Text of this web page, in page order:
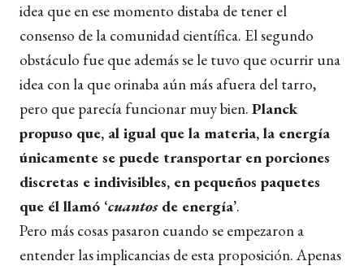
idea que en ese momento distaba de tener el
consenso de la comunidad científica. El segundo
obstáculo fue que además se le tuvo que ocurrir una
idea con la que orinaba aún más afuera del tarro,
pero que parecía funcionar muy bien. Planck
propuso que, al igual que la materia, la energía
únicamente se puede transportar en porciones
discretas e indivisibles, en pequeños paquetes
que él llamó ‘cuantosde energía’.
Pero más cosas pasaron cuando se empezaron a
entender las implicancias de esta proposición. Apenas